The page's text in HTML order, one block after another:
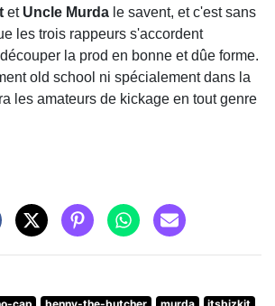
et Uncle Murda le savent, et c'est sans
les trois rappeurs s'accordent
la prod en bonne et dûe forme.
old school ni spécialement dans la
les amateurs de kickage en tout genre